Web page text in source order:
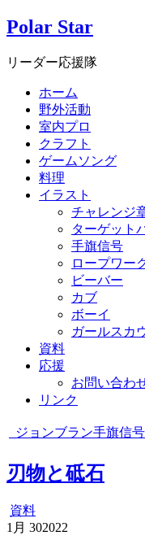
Polar Star
リーダー応援隊
ホーム
野外活動
室内プロ
クラフト
ゲームソング
料理
イラスト
チャレンジ
ターゲット
手旗信号
ロープワー
ビーバー
カブ
ボーイ
ガールスカ
資料
応援
お問い合わ
リンク
ジョンブラン手旗信号
刃物と砥石
資料
1月 302022